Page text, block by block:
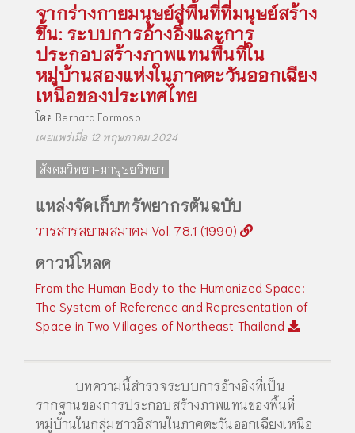
จากร่างกายมนุษย์สู่พื้นที่ที่มนุษย์สร้าง
ขึ้น: ระบบการอ้างอิงและการ
ประกอบสร้างภาพแทนพื้นที่ใน
หมู่บ้านสองแห่งในภาคตะวันออกเฉียง
เหนือของประเทศไทย
โดย Bernard Formoso
เผยแพร่เมื่อ 12 พฤษภาคม 2024
สังคมวิทยา-มานุษยวิทยา
แหล่งจัดเก็บทรัพยากรต้นฉบับ
วารสารสยามสมาคม Vol. 78.1 (1990)
ดาวน์โหลด
From the Human Body to the Humanized Space:
The System of Reference and Representation of
Space in Two Villages of Northeast Thailand
บทความนี้สำรวจระบบการอ้างอิงที่เป็น
รากฐานของการประกอบสร้างภาพแทนของพื้นที่
หมู่บ้านในกลุ่มชาวอีสานในภาคตะวันออกเฉียงเหนือ